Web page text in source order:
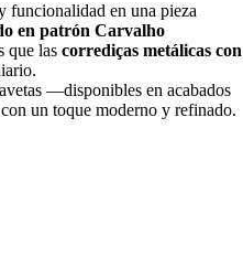
funcionalidad en una pieza
en patrón Carvalho
que las corrediças metálicas con
—disponibles en acabados
un toque moderno y refinado.